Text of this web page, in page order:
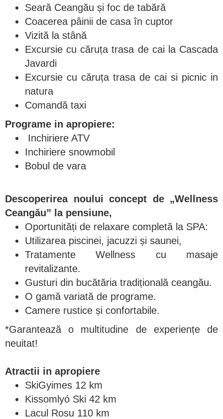
Seară Ceangău și foc de tabără
Coacerea pâinii de casa în cuptor
Vizită la stână
Excursie cu căruța trasa de cai la Cascada
Javardi
Excursie cu căruța trasa de cai si picnic in
natura
Comandă taxi
Programe in apropiere:
Inchiriere ATV
Inchiriere snowmobil
Bobul de vara
Descoperirea noului concept de „Wellness
Ceangău” la pensiune,
Oportunități de relaxare completă la SPA:
Utilizarea piscinei, jacuzzi și saunei,
Tratamente Wellness cu masaje
revitalizante.
Gusturi din bucătăria tradițională ceangău.
O gamă variată de programe.
Camere rustice și confortabile.
*Garantează o multitudine de experiențe de
neuitat!
Atractii in apropiere
SkiGyimes 12 km
Kissomlyó Ski 42 km
Lacul Rosu 110 km